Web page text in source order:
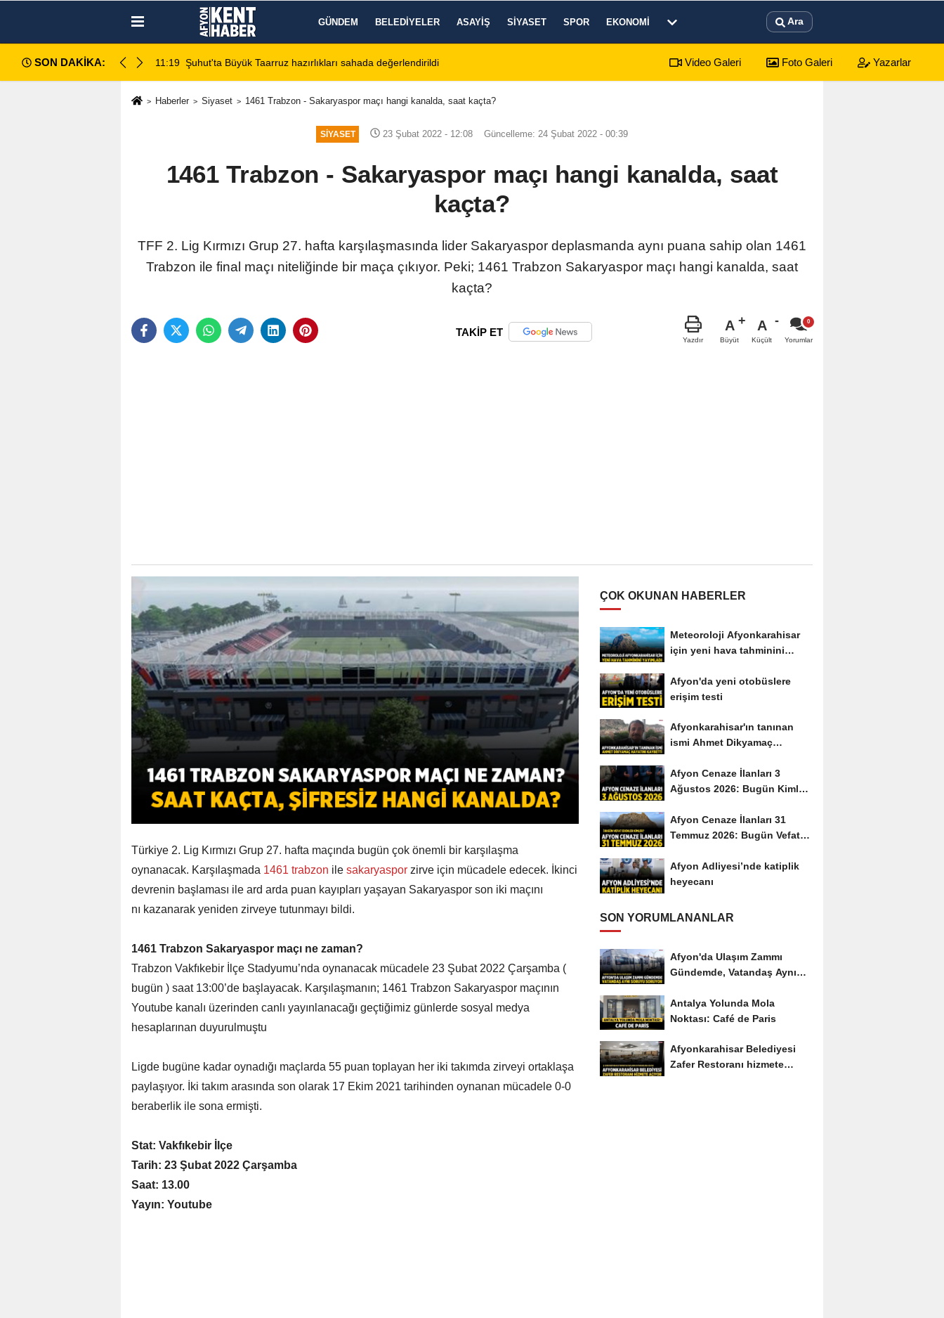
GÜNDEM BELEDIYELER ASAYIŞ SIYASET SPOR EKONOMI Ara
SON DAKİKA:
sahada değerlendirildi 11:18 Afyon Cenaze İlanları: 7 Ağustos 2026 Cuma Defin Bilgileri Açıklandı Dinar'da beş gün sürecek festival programı açıklandı
Video Galeri Foto Galeri Yazarlar
Haberler Siyaset 1461 Trabzon - Sakaryaspor maçı hangi kanalda, saat kaçta?
SIYASET 23 Şubat 2022 - 12:08 Güncelleme: 24 Şubat 2022 - 00:39
1461 Trabzon - Sakaryaspor maçı hangi kanalda, saat
kaçta?
TFF 2. Lig Kırmızı Grup 27. hafta karşılaşmasında lider Sakaryaspor deplasmanda aynı puana sahip olan 1461
Trabzon ile final maçı niteliğinde bir maça çıkıyor. Peki; 1461 Trabzon Sakaryaspor maçı hangi kanalda, saat
kaçta?
TAKİP ET
Yazdır
A
Büyüt
A
Küçült Yorumlar
Türkiye 2. Lig Kırmızı Grup 27. hafta maçında bugün çok önemli bir karşılaşma
oynanacak. Karşılaşmada 1461 trabzon ile sakaryaspor zirve için mücadele edecek. İkinci
devrenin başlaması ile ard arda puan kayıpları yaşayan Sakaryaspor son iki maçını
nı kazanarak yeniden zirveye tutunmayı bildi.
1461 Trabzon Sakaryaspor maçı ne zaman?
Trabzon Vakfıkebir İlçe Stadyumu’nda oynanacak mücadele 23 Şubat 2022 Çarşamba (
bugün ) saat 13:00’de başlayacak. Karşılaşmanın; 1461 Trabzon Sakaryaspor maçının
Youtube kanalı üzerinden canlı yayınlanacağı geçtiğimiz günlerde sosyal medya
hesaplarınan duyurulmuştu
Ligde bugüne kadar oynadığı maçlarda 55 puan toplayan her iki takımda zirveyi ortaklaşa
paylaşıyor. İki takım arasında son olarak 17 Ekim 2021 tarihinden oynanan mücadele 0-0
beraberlik ile sona ermişti.
Stat: Vakfıkebir İlçe
Tarih: 23 Şubat 2022 Çarşamba
Saat: 13.00
Yayın: Youtube
ÇOK OKUNAN HABERLER
Meteoroloji Afyonkarahisar
için yeni hava tahminini
Afyon'da yeni otobüslere
erişim testi
Afyonkarahisar'ın tanınan
ismi Ahmet Dikyamaç
Afyon Cenaze İlanları 3
Ağustos 2026: Bugün Kimler
Afyon Cenaze İlanları 31
Temmuz 2026: Bugün Vefat
Afyon Adliyesi’nde katiplik
heyecanı
SON YORUMLANANLAR
Afyon'da Ulaşım Zammı
Gündemde, Vatandaş Aynı
Antalya Yolunda Mola
Noktası: Café de Paris
Afyonkarahisar Belediyesi
Zafer Restoranı hizmete